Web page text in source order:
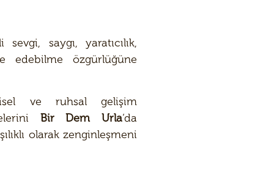
saygı, yaratıcılık,
edebilme özgürlüğüne
ve ruhsal gelişim
Bir Dem Urla‘da
olarak zenginleşmeni